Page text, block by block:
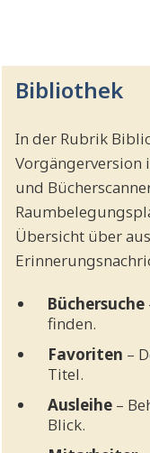
Bibliothek
In der Rubrik
Vorgängerversion
und
Übersicht über
Büchersuche
finden.
Favoriten –
Titel.
Ausleihe –
Blick.